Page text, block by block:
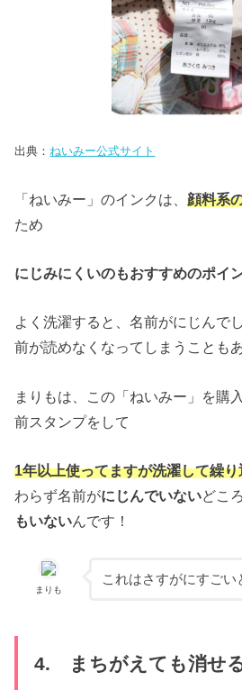
出典：ねいみー公式サイト
「ねいみー」のインクは、顔料系
ため
にじみにくいのもおすすめのポイ
よく洗濯すると、名前がにじんで
前が読めなくなってしまうことも
まりもは、この「ねいみー」を購
前スタンプをして
1年以上使ってますが洗濯して繰
わらず名前がにじんでいないどこ
もいないんです！
まりも
これはさすがにすごい
4. まちがえても消せる